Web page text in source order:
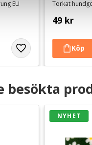
EU Torkat
49 kr
besökta
NYHET